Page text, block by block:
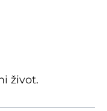
hviezdičiek
život.